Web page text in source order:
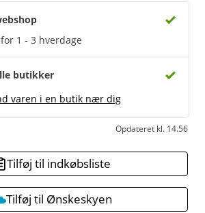
1 - 3 hverdage
butikker
varen i en butik nær dig
Opdateret kl. 14.56
Tilføj til indkøbsliste
Tilføj til Ønskeskyen